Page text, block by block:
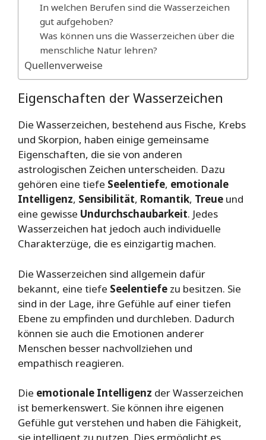
In welchen Berufen sind die Wasserzeichen
gut aufgehoben?
Was können uns die Wasserzeichen über die
menschliche Natur lehren?
Quellenverweise
Eigenschaften der Wasserzeichen
Die Wasserzeichen, bestehend aus Fische, Krebs
und Skorpion, haben einige gemeinsame
Eigenschaften, die sie von anderen
astrologischen Zeichen unterscheiden. Dazu
gehören eine tiefe Seelentiefe, emotionale
Intelligenz, Sensibilität, Romantik, Treue und
eine gewisse Undurchschaubarkeit. Jedes
Wasserzeichen hat jedoch auch individuelle
Charakterzüge, die es einzigartig machen.
Die Wasserzeichen sind allgemein dafür
bekannt, eine tiefe Seelentiefe zu besitzen. Sie
sind in der Lage, ihre Gefühle auf einer tiefen
Ebene zu empfinden und durchleben. Dadurch
können sie auch die Emotionen anderer
Menschen besser nachvollziehen und
empathisch reagieren.
Die emotionale Intelligenz der Wasserzeichen
ist bemerkenswert. Sie können ihre eigenen
Gefühle gut verstehen und haben die Fähigkeit,